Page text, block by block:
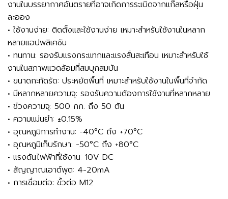
งานในบรรยากาศอันตรายที่อาจเกิดการระเบิดจากแก๊สหรือฝุ่น
ละออง
• ใช้งานง่าย: ติดตั้งและใช้งานง่าย เหมาะสำหรับใช้งานในหลาก
หลายแอปพลิเคชัน
• ทนทาน: รองรับแรงกระแทกและแรงสั่นสะเทือน เหมาะสำหรับใช้
งานในสภาพแวดล้อมที่สมบุกสมบัน
• ขนาดกะทัดรัด: ประหยัดพื้นที่ เหมาะสำหรับใช้งานในพื้นที่จำกัด
• มีหลากหลายความจุ: รองรับความต้องการใช้งานที่หลากหลาย
• ช่วงความจุ: 500 กก. ถึง 50 ตัน
• ความแม่นยำ: ±0.15%
• อุณหภูมิการทำงาน: -40°C ถึง +70°C
• อุณหภูมิเก็บรักษา: -50°C ถึง +80°C
• แรงดันไฟฟ้าที่ใช้งาน: 10V DC
• สัญญาณเอาต์พุต: 4-20mA
• การเชื่อมต่อ: ขั้วต่อ M12